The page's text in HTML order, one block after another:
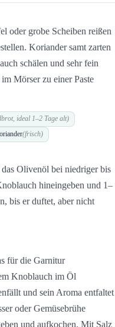
oder grobe Scheiben reißen
Koriander samt zarten
schälen und sehr fein
Mörser zu einer Paste
ideal 1–2 Tage alt)
(frisch)
Olivenöl bei niedriger bis
hineingeben und 1–
bis er duftet, aber nicht
für die Garnitur
Knoblauch im Öl
und sein Aroma entfaltet
oder Gemüsebrühe
und aufkochen. Mit Salz